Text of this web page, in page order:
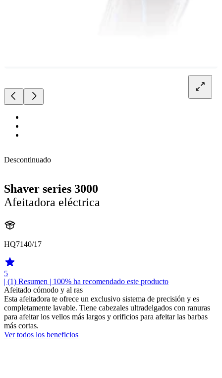
Descontinuado
Shaver series 3000
Afeitadora eléctrica
HQ7140/17
5
| (1) Resumen | 100% ha recomendado este producto
Afeitado cómodo y al ras
Esta afeitadora te ofrece un exclusivo sistema de precisión y es
completamente lavable. Tiene cabezales ultradelgados con ranuras
para afeitar los vellos más largos y orificios para afeitar las barbas
más cortas.
Ver todos los beneficios